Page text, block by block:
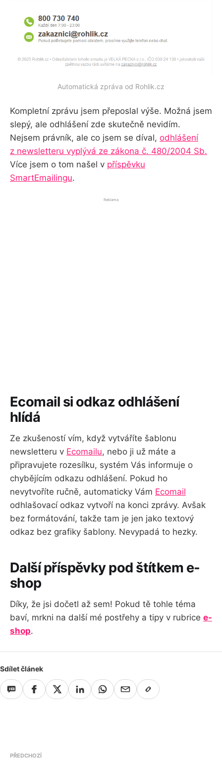
Automatická zpráva od Rohlik.cz
Kompletní zprávu jsem přeposlal výše. Možná jsem
slepý, ale odhlášení zde skutečně nevidím.
Nejsem právník, ale co jsem se díval, odhlášení
z newsletteru vyplývá ze zákona č. 480/2004 Sb.
Více jsem o tom našel v příspěvku
SmartEmailingu.
Reklama
Ecomail si odkaz odhlášení
hlídá
Ze zkušeností vím, když vytváříte šablonu
newsletteru v Ecomailu, nebo ji už máte a
připravujete rozesílku, systém Vás informuje o
chybějícím odkazu odhlášení. Pokud ho
nevytvoříte ručně, automaticky Vám Ecomail
odhlašovací odkaz vytvoří na konci zprávy. Avšak
bez formátování, takže tam je jen jako textový
odkaz bez grafiky šablony. Nevypadá to hezky.
Další příspěvky pod štítkem e-
shop
Díky, že jsi dočetl až sem! Pokud tě tohle téma
baví, mrkni na další mé postřehy a tipy v rubrice e-
shop.
Sdílet článek
PŘEDCHOZÍ